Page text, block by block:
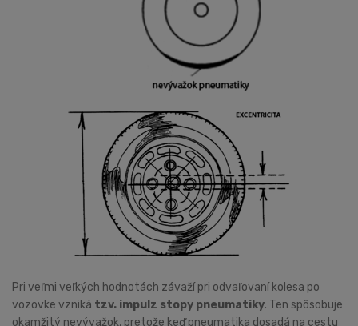
Pri veľmi veľkých hodnotách závaží pri odvaľovaní kolesa po
vozovke vzniká tzv. impulz stopy pneumatiky. Ten spôsobuje
okamžitý nevývažok, pretože keď pneumatika dosadá na cestu